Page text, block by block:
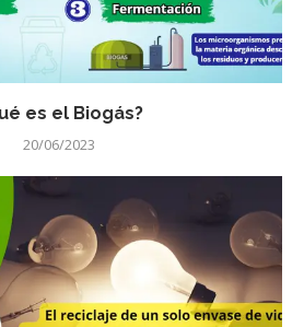
es el Biogás?
20/06/2023